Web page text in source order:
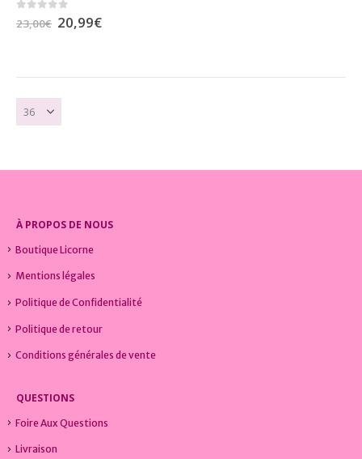
sur 5
23,00€ Le
prix
23,00€.
20,99€Le
20,99€.
À PROPOS DE NOUS
Boutique Licorne
Mentions légales
Politique de Confidentialité
Politique de retour
Conditions générales de vente
QUESTIONS
Foire Aux Questions
Livraison